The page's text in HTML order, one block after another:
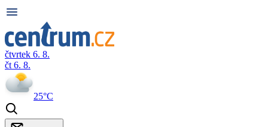
čtvrtek 6. 8.
čt 6. 8.
25°C